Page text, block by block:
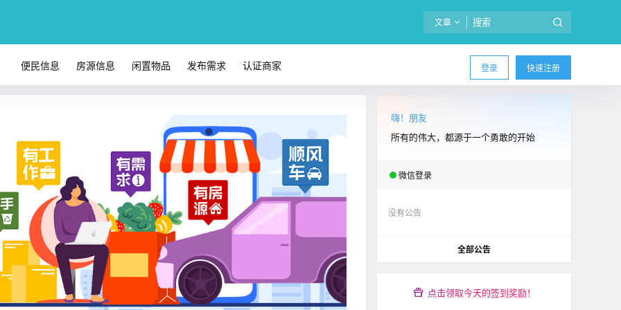
文章
登录 快速注册
便民信息 房源信息 闲置物品 发布需求 认证商家
嗨！朋友
所有的伟大，都源于一个勇敢的开始
微信登录
没有公告
全部公告
点击领取今天的签到奖励！